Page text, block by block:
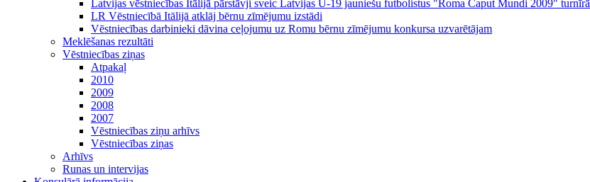
Latvijas vēstniecības Itālijā pārstāvji sveic Latvijas U-19 jauniešu futbolistus "Roma Caput Mundi 2009" turnīrā
LR Vēstniecībā Itālijā atklāj bērnu zīmējumu izstādi
Vēstniecības darbinieki dāvina ceļojumu uz Romu bērnu zīmējumu konkursa uzvarētājam
Meklēšanas rezultāti
Vēstniecības ziņas
Atpakaļ
2010
2009
2008
2007
Vēstniecības ziņu arhīvs
Vēstniecības ziņas
Arhīvs
Runas un intervijas